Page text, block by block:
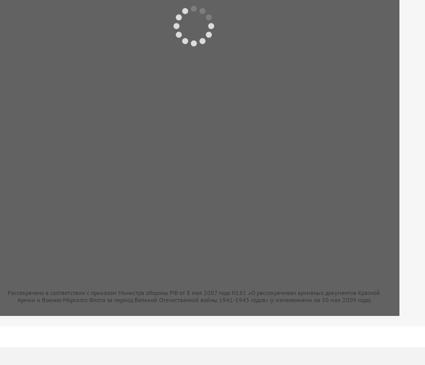
Рассекречено в соответствии с приказом Министра обороны РФ от 8 мая 2007 года N181 «О рассекречиван архивных документов Красной
Армии и Военно-Морского Флота за период Великой Отечественной войны 1941-1945 годов» (с изменениями на 30 мая 2009 года)